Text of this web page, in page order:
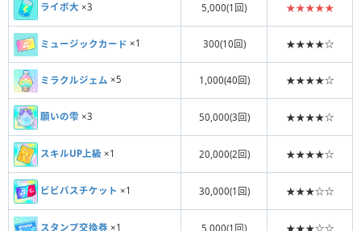
ライボ大 ×3 5,000(1回) ★★★★★
ミュージックカード ×1 300(10回) ★★★★☆
ミラクルジェム ×5 1,000(40回) ★★★★☆
願いの雫 ×3 50,000(3回) ★★★★☆
スキルUP上級 ×1 20,000(2回) ★★★★☆
ビビバスチケット ×1 30,000(1回) ★★★☆☆
スタンプ交換券 ×1 5,000(1回) ★★★☆☆